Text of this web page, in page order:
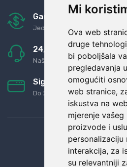
Mi
Ova web
druge
bi poboljšala
pregledavanja
omogućiti
web stranice,
iskustva na
mjerenje
proizvode i
personalizaciju
interakcija, za
su relevantniji
Garancija u povrat
Jednostavno pravilo: Roba za
24/7 odlična podrška
Naši agenti uvijek na
Sigurno obročno
Do 24 rata bez kamata